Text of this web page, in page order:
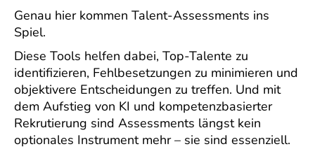
Genau hier kommen Talent-Assessments ins
Spiel.
Diese Tools helfen dabei, Top-Talente zu
identifizieren, Fehlbesetzungen zu minimieren und
objektivere Entscheidungen zu treffen. Und mit
dem Aufstieg von KI und kompetenzbasierter
Rekrutierung sind Assessments längst kein
optionales Instrument mehr – sie sind essenziell.